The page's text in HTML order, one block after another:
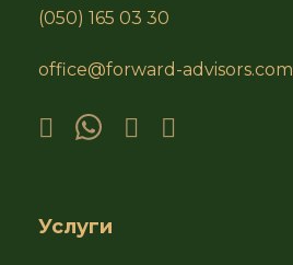
(050) 165 03 30
office@forward-advisors.com
Услуги